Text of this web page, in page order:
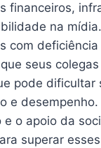
financeiros,
na
com
seus
pode dificultar
e desempenho.
e o apoio da
superar